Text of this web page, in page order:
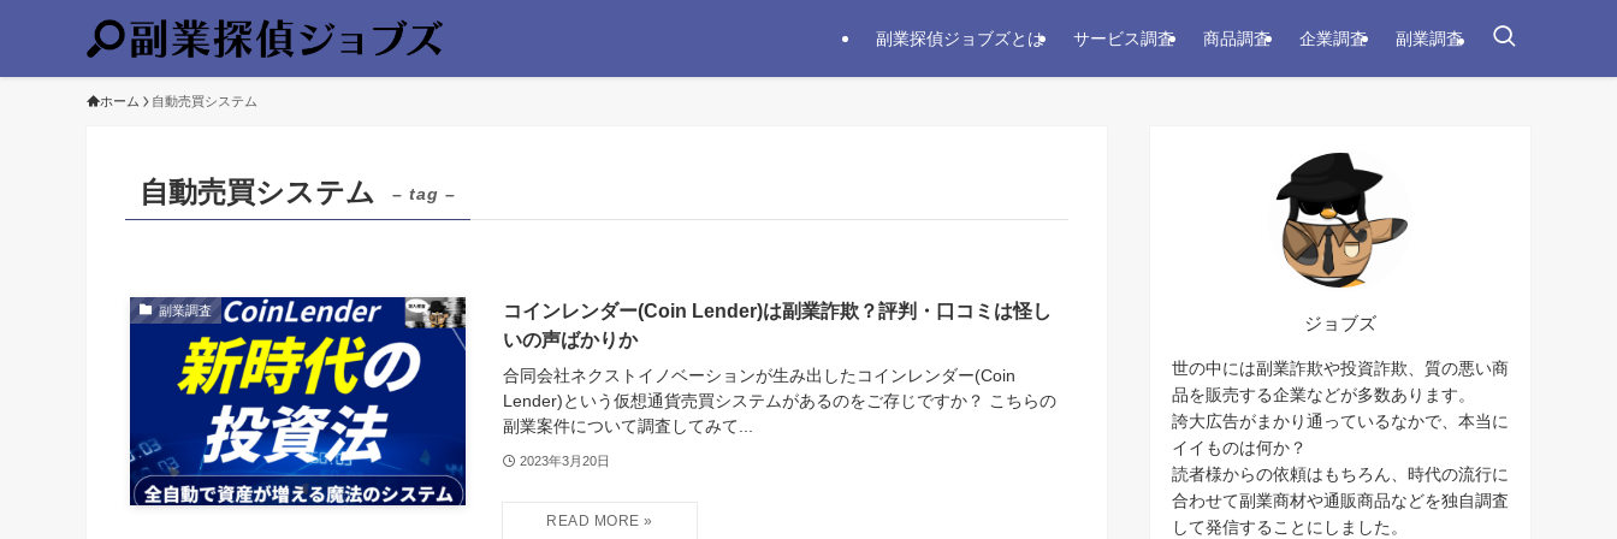
副業探偵ジョブズとは サービス調査 商品調査 企業調査 副業調査
ホーム 自動売買システム
自動売買システム – tag –
副業調査
コインレンダー(Coin Lender)は副業詐欺？評判・口コミは怪し
いの声ばかりか
合同会社ネクストイノベーションが生み出したコインレンダー(Coin
Lender)という仮想通貨売買システムがあるのをご存じですか？ こちらの
副業案件について調査してみて...
2023年3月20日
ジョブズ
世の中には副業詐欺や投資詐欺、質の悪い商
品を販売する企業などが多数あります。
誇大広告がまかり通っているなかで、本当に
イイものは何か？
読者様からの依頼はもちろん、時代の流行に
合わせて副業商材や通販商品などを独自調査
して発信することにしました。